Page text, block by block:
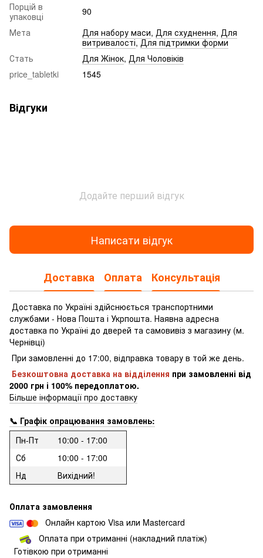
Порцій в
упаковці
90
Мета
Для набору маси, Для схуднення, Для
витривалості,Для підтримки форми
Стать
Для Жінок, Для Чоловіків
price_tabletki
1545
Відгуки
Додайте перший відгук
Написати відгук
Доставка Оплата Консультація
Доставка по Україні здійснюється транспортними
службами - Нова Пошта і Укрпошта. Наявна адресна
доставка по Україні до дверей та самовивіз з магазину (м.
Чернівці)
При замовленні до 17:00, відправка товару в той же день.
Безкоштовна доставка на відділення при замовленні від
2000 грн і 100% передоплатою.
Більше інформації про доставку
📞 Графік опрацювання замовлень:
Пн-Пт
10:00 - 17:00
Сб
10:00 - 17:00
Нд
Вихідний!
Оплата замовлення
Онлайн картою Visa или Mastercard
Оплата при отриманні (накладний платіж)
Готівкою при отриманні